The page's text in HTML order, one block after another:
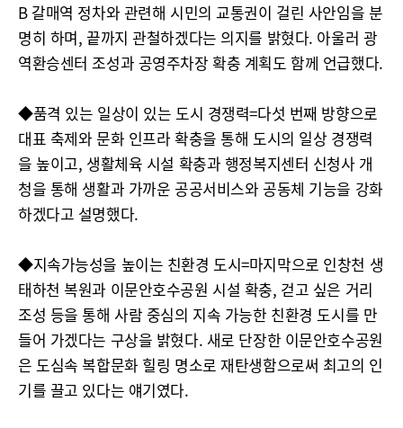
B 갈매역 정차와 관련해 시민의 교통권이 걸린 사안임을 분
명히 하며, 끝까지 관철하겠다는 의지를 밝혔다. 아울러 광
역환승센터 조성과 공영주차장 확충 계획도 함께 언급했다.
◆품격 있는 일상이 있는 도시 경쟁력=다섯 번째 방향으로
대표 축제와 문화 인프라 확충을 통해 도시의 일상 경쟁력
을 높이고, 생활체육 시설 확충과 행정복지센터 신청사 개
청을 통해 생활과 가까운 공공서비스와 공동체 기능을 강화
하겠다고 설명했다.
◆지속가능성을 높이는 친환경 도시=마지막으로 인창천 생
태하천 복원과 이문안호수공원 시설 확충, 걷고 싶은 거리
조성 등을 통해 사람 중심의 지속 가능한 친환경 도시를 만
들어 가겠다는 구상을 밝혔다. 새로 단장한 이문안호수공원
은 도심속 복합문화 힐링 명소로 재탄생함으로써 최고의 인
기를 끌고 있다는 얘기였다.